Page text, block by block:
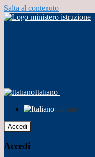
Salta al contenuto
Italiano
Italiano
Accedi
Accedi